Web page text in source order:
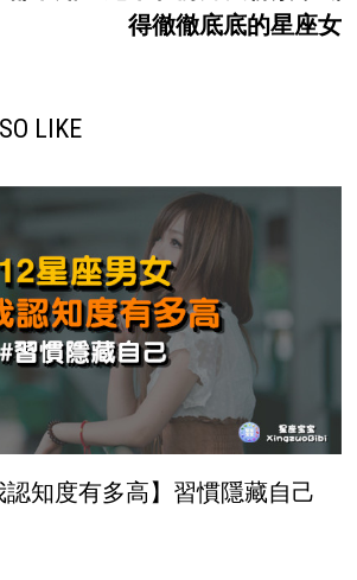
得徹徹底底的星座女
LIKE
認知度有多高】習慣隱藏自己